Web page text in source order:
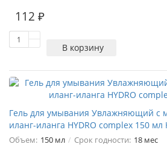
112 ₽
В корзину
Гель для умывания Увлажняющий с
иланг-иланга HYDRO complex 150
Объем: 150 мл Срок годности: 18 мес